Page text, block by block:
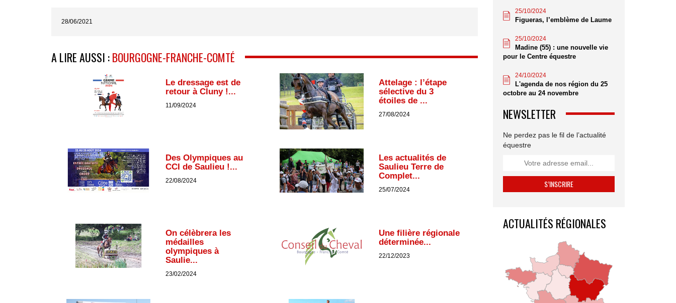
28/06/2021
A LIRE AUSSI :BOURGOGNE-FRANCHE-COMTÉ
Le dressage est de
retour à Cluny !...
11/09/2024
Attelage : l’étape
sélective du 3
étoiles de ...
27/08/2024
Des Olympiques au
CCI de Saulieu !...
22/08/2024
Les actualités de
Saulieu Terre de
Complet...
25/07/2024
On célèbrera les
médailles
olympiques à
Saulie...
23/02/2024
Une filière régionale
déterminée...
22/12/2023
25/10/2024
Figueras, l’emblème de Laume
25/10/2024
Madine (55) : une nouvelle vie
pour le Centre équestre
24/10/2024
L'agenda de nos région du 25
octobre au 24 novembre
NEWSLETTER
Ne perdez pas le fil de l’actualité
équestre
ACTUALITÉS RÉGIONALES